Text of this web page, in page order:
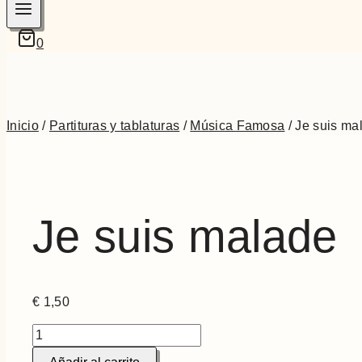
0
Inicio / Partituras y tablaturas / Música Famosa / Je suis
Je suis malade
€ 1,50